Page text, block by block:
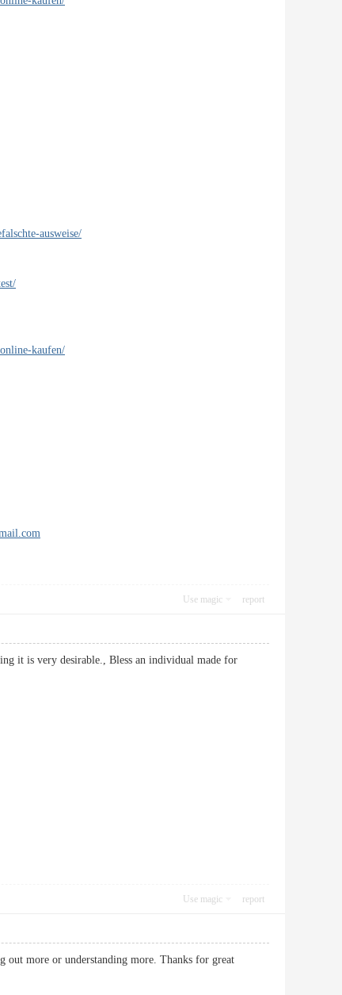
ausweise/
kaufen/
Use magic report
it is very desirable., Bless an individual made for
Use magic report
out more or understanding more. Thanks for great